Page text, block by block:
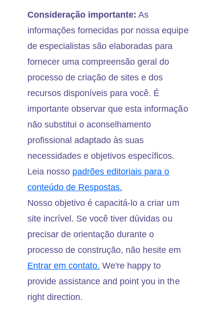
Consideração importante: As
informações fornecidas por nossa equipe
de especialistas são elaboradas para
fornecer uma compreensão geral do
processo de criação de sites e dos
recursos disponíveis para você. É
importante observar que esta informação
não substitui o aconselhamento
profissional adaptado às suas
necessidades e objetivos específicos.
Leia nosso padrões editoriais para o
conteúdo de Respostas.
Nosso objetivo é capacitá-lo a criar um
site incrível. Se você tiver dúvidas ou
precisar de orientação durante o
processo de construção, não hesite em
Entrar em contato. We're happy to
provide assistance and point you in the
right direction.